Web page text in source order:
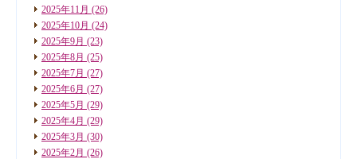
2025年11月 (26)
2025年10月 (24)
2025年9月 (23)
2025年8月 (25)
2025年7月 (27)
2025年6月 (27)
2025年5月 (29)
2025年4月 (29)
2025年3月 (30)
2025年2月 (26)